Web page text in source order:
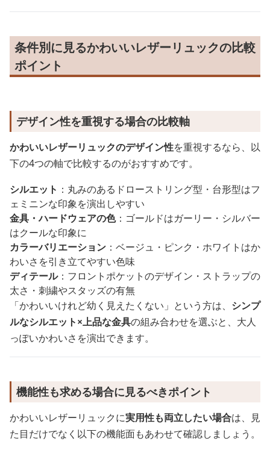
条件別に見るかわいいレザーリュックの比較
ポイント
デザイン性を重視する場合の比較軸
かわいいレザーリュックのデザイン性を重視するなら、以
下の4つの軸で比較するのがおすすめです。
シルエット ：丸みのあるドローストリング型・台形型はフ
ェミニンな印象を演出しやすい
金具・ハードウェアの色：ゴールドはガーリー・シルバー
はクールな印象に
カラーバリエーション ：ベージュ・ピンク・ホワイトはか
わいさを引き立てやすい色味
ディテール：フロントポケットのデザイン・ストラップの
太さ・刺繍やスタッズの有無
「かわいいけれど幼く見えたくない」という方は、 シンプ
ルなシルエット×上品な金具の組み合わせを選ぶと、大人
っぽいかわいさを演出できます。
機能性も求める場合に見るべきポイント
かわいいレザーリュックに実用性も両立したい場合は、見
た目だけでなく以下の機能面もあわせて確認しましょう。